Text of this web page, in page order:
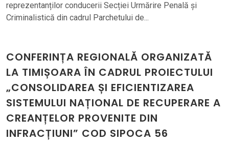
reprezentanților conducerii Secției Urmărire Penală și
Criminalistică din cadrul Parchetului de...
CONFERINȚA REGIONALĂ ORGANIZATĂ
LA TIMIȘOARA ÎN CADRUL PROIECTULUI
„CONSOLIDAREA ȘI EFICIENTIZAREA
SISTEMULUI NAȚIONAL DE RECUPERARE A
CREANȚELOR PROVENITE DIN
INFRACȚIUNI” COD SIPOCA 56